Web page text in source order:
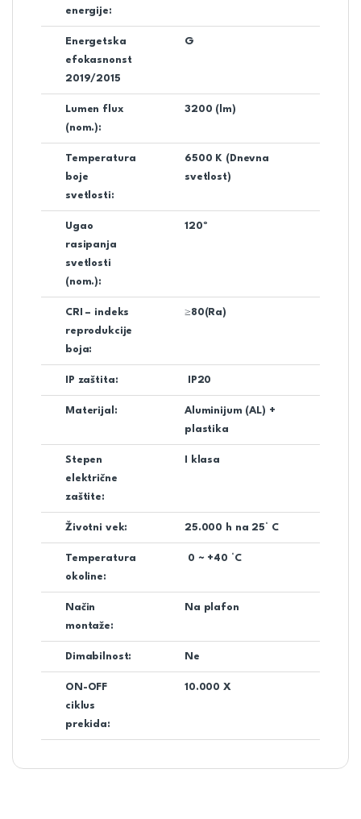
energije:
Energetska
efokasnonst
2019/2015
G
Lumen flux
(nom.):
3200 (lm)
Temperatura
boje
svetlosti:
6500 K (Dnevna
svetlost)
Ugao
rasipanja
svetlosti
(nom.):
120º
CRI – indeks
reprodukcije
boja:
≥80(Ra)
IP zaštita: IP20
Materijal:
Aluminijum (AL) +
plastika
Stepen
električne
zaštite:
I klasa
Životni vek: 25.000 h na 25° C
Temperatura
okoline:
0 ~ +40 °C
Način
montaže:
Na plafon
Dimabilnost: Ne
ON-OFF
ciklus
prekida:
10.000 X